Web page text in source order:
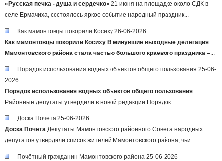
«Русская печка - душа и сердечко» 21 июня на площадке около СДК в
селе Ермачиха, состоялось яркое событие народный праздник...
Как мамонтовцы покорили Косиху 26-06-2026
Как мамонтовцы покорили Косиху В минувшие выходные делегация
Мамонтовского района стала частью большого краевого праздника –...
Порядок использования водных объектов общего пользования 25-06-
2026
Порядок использования водных объектов общего пользования
Районные депутаты утвердили в новой редакции Порядок...
Доска Почета 25-06-2026
Доска Почета Депутаты Мамонтовского районного Совета народных
депутатов утвердили список жителей Мамонтовского района, чьи...
Почётный гражданин Мамонтовского района 25-06-2026